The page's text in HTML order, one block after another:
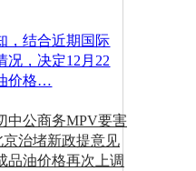
，结合近期国际
况，决定12月22
价格…
中公商务MPV要害
京治堵新政提意见
品油价格再次上调